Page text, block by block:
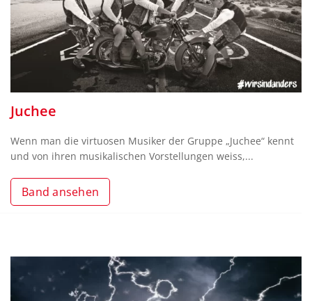
Juchee
Wenn man die virtuosen Musiker der Gruppe „Juchee“ kennt
und von ihren musikalischen Vorstellungen weiss,...
Band ansehen